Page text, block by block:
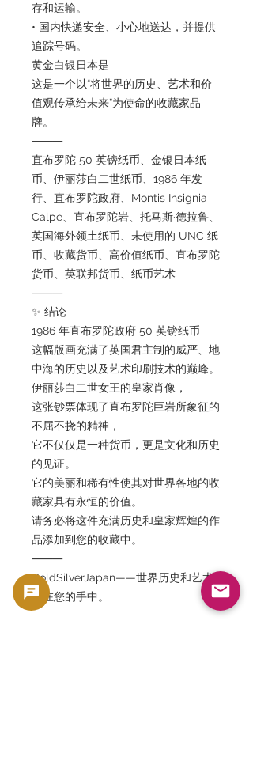
存和运输。
• 国内快递安全、小心地送达，并提供
追踪号码。
黄金白银日本是
这是一个以“将世界的历史、艺术和价
值观传承给未来”为使命的收藏家品
牌。
⸻
直布罗陀 50 英镑纸币、金银日本纸
币、伊丽莎白二世纸币、1986 年发
行、直布罗陀政府、Montis Insignia
Calpe、直布罗陀岩、托马斯·德拉鲁、
英国海外领土纸币、未使用的 UNC 纸
币、收藏货币、高价值纸币、直布罗陀
货币、英联邦货币、纸币艺术
⸻
✨ 结论
1986 年直布罗陀政府 50 英镑纸币
这幅版画充满了英国君主制的威严、地
中海的历史以及艺术印刷技术的巅峰。
伊丽莎白二世女王的皇家肖像，
这张钞票体现了直布罗陀巨岩所象征的
不屈不挠的精神，
它不仅仅是一种货币，更是文化和历史
的见证。
它的美丽和稀有性使其对世界各地的收
藏家具有永恒的价值。
请务必将这件充满历史和皇家辉煌的作
品添加到您的收藏中。
⸻
GoldSilverJapan——世界历史和艺术
尽在您的手中。